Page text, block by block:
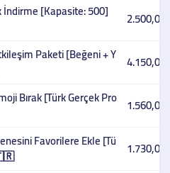
İndirme [Kapasite: 500] 2.500,00
Paketi [Beğeni + Y 4.150,00
Bırak [Türk Gerçek Pro 1.560,00
Favorilere Ekle [Tü 1.730,00